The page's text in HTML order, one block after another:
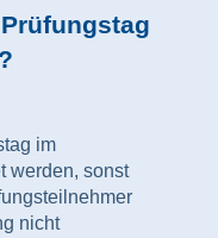
im
werden, sonst
nicht